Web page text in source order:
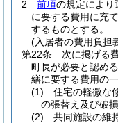
2
前項の規定により
に要する費用に充
するものとする。
(入居者の費用負担
第22条
次に掲げる
町長が必要と認める
繕に要する費用の
(1)
住宅の軽微な
の張替え及び破
(2)
共同施設の維